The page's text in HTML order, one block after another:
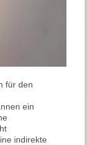
für den
ein
indirekte